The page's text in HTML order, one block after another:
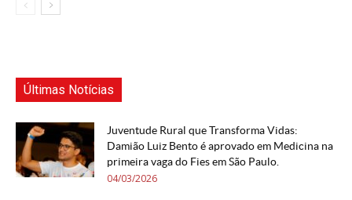
Últimas Notícias
Juventude Rural que Transforma Vidas:
Damião Luiz Bento é aprovado em Medicina na
primeira vaga do Fies em São Paulo.
04/03/2026